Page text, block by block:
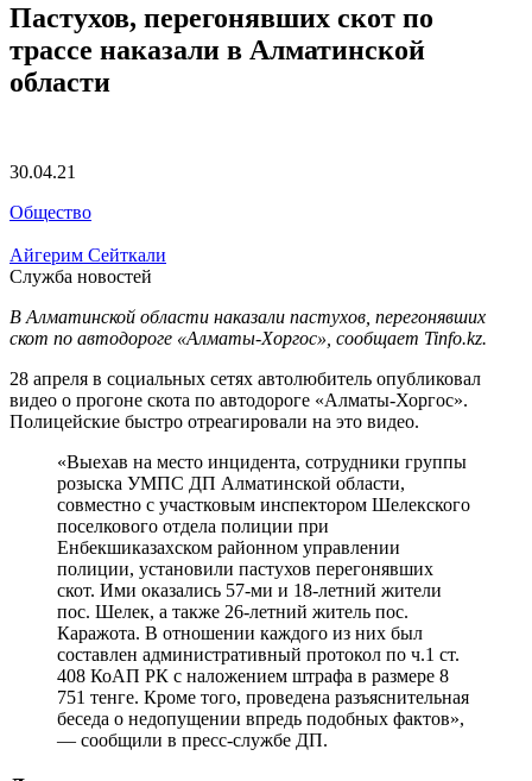
Пастухов, перегонявших скот по
трассе наказали в Алматинской
области
30.04.21
Общество
Айгерим Сейткали
Служба новостей
В Алматинской области наказали пастухов, перегонявших
скот по автодороге «Алматы-Хоргос», сообщает Tinfo.kz.
28 апреля в социальных сетях автолюбитель опубликовал
видео о прогоне скота по автодороге «Алматы-Хоргос».
Полицейские быстро отреагировали на это видео.
«Выехав на место инцидента, сотрудники группы
розыска УМПС ДП Алматинской области,
совместно с участковым инспектором Шелекского
поселкового отдела полиции при
Енбекшиказахском районном управлении
полиции, установили пастухов перегонявших
скот. Ими оказались 57-ми и 18-летний жители
пос. Шелек, а также 26-летний житель пос.
Каражота. В отношении каждого из них был
составлен административный протокол по ч.1 ст.
408 КоАП РК с наложением штрафа в размере 8
751 тенге. Кроме того, проведена разъяснительная
беседа о недопущении впредь подобных фактов»,
— сообщили в пресс-службе ДП.